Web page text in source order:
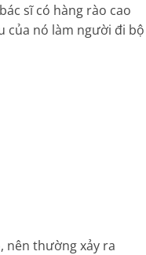
sĩ có hàng rào cao
của nó làm người đi bộ
nên thường xảy ra